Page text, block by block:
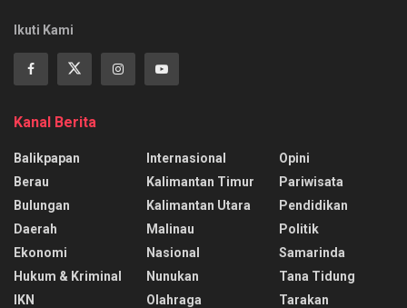
Ikuti Kami
Kanal Berita
Balikpapan
Berau
Bulungan
Daerah
Ekonomi
Hukum & Kriminal
IKN
Internasional
Kalimantan Timur
Kalimantan Utara
Malinau
Nasional
Nunukan
Olahraga
Opini
Pariwisata
Pendidikan
Politik
Samarinda
Tana Tidung
Tarakan